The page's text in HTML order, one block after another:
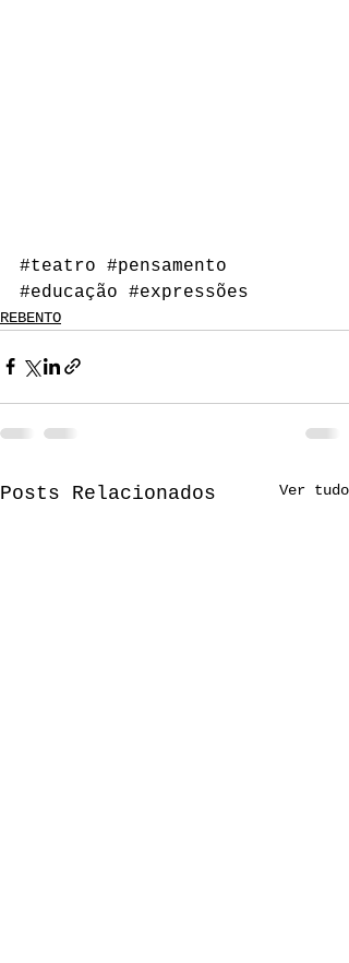
#teatro
#pensamento
#educação
#expressões
REBENTO
Posts Relacionados Ver tudo